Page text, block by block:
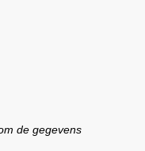
de gegevens